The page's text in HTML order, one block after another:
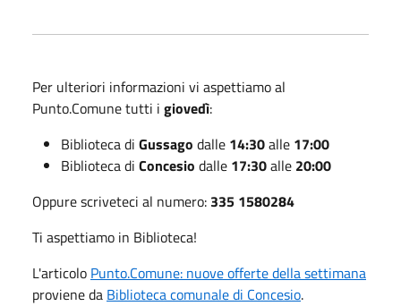
Per ulteriori informazioni vi aspettiamo al
Punto.Comune tutti i giovedì:
Biblioteca di Gussago dalle 14:30alle 17:00
Biblioteca di Concesio dalle 17:30alle 20:00
Oppure scriveteci al numero: 335 1580284
Ti aspettiamo in Biblioteca!
L'articolo Punto.Comune: nuove offerte della settimana
proviene da Biblioteca comunale di Concesio.